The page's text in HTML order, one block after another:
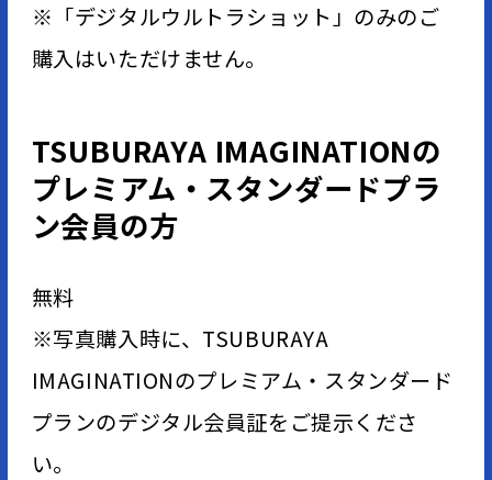
※「デジタルウルトラショット」のみのご
購入はいただけません。
TSUBURAYA IMAGINATIONの
プレミアム・スタンダードプラ
ン会員の方
無料
※写真購入時に、TSUBURAYA
IMAGINATIONのプレミアム・スタンダード
プランのデジタル会員証をご提示くださ
い。